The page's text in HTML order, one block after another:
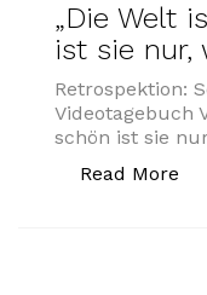
„Die Welt
ist sie nur,
Retrospektion:
Videotagebuch
schön ist sie
Read More